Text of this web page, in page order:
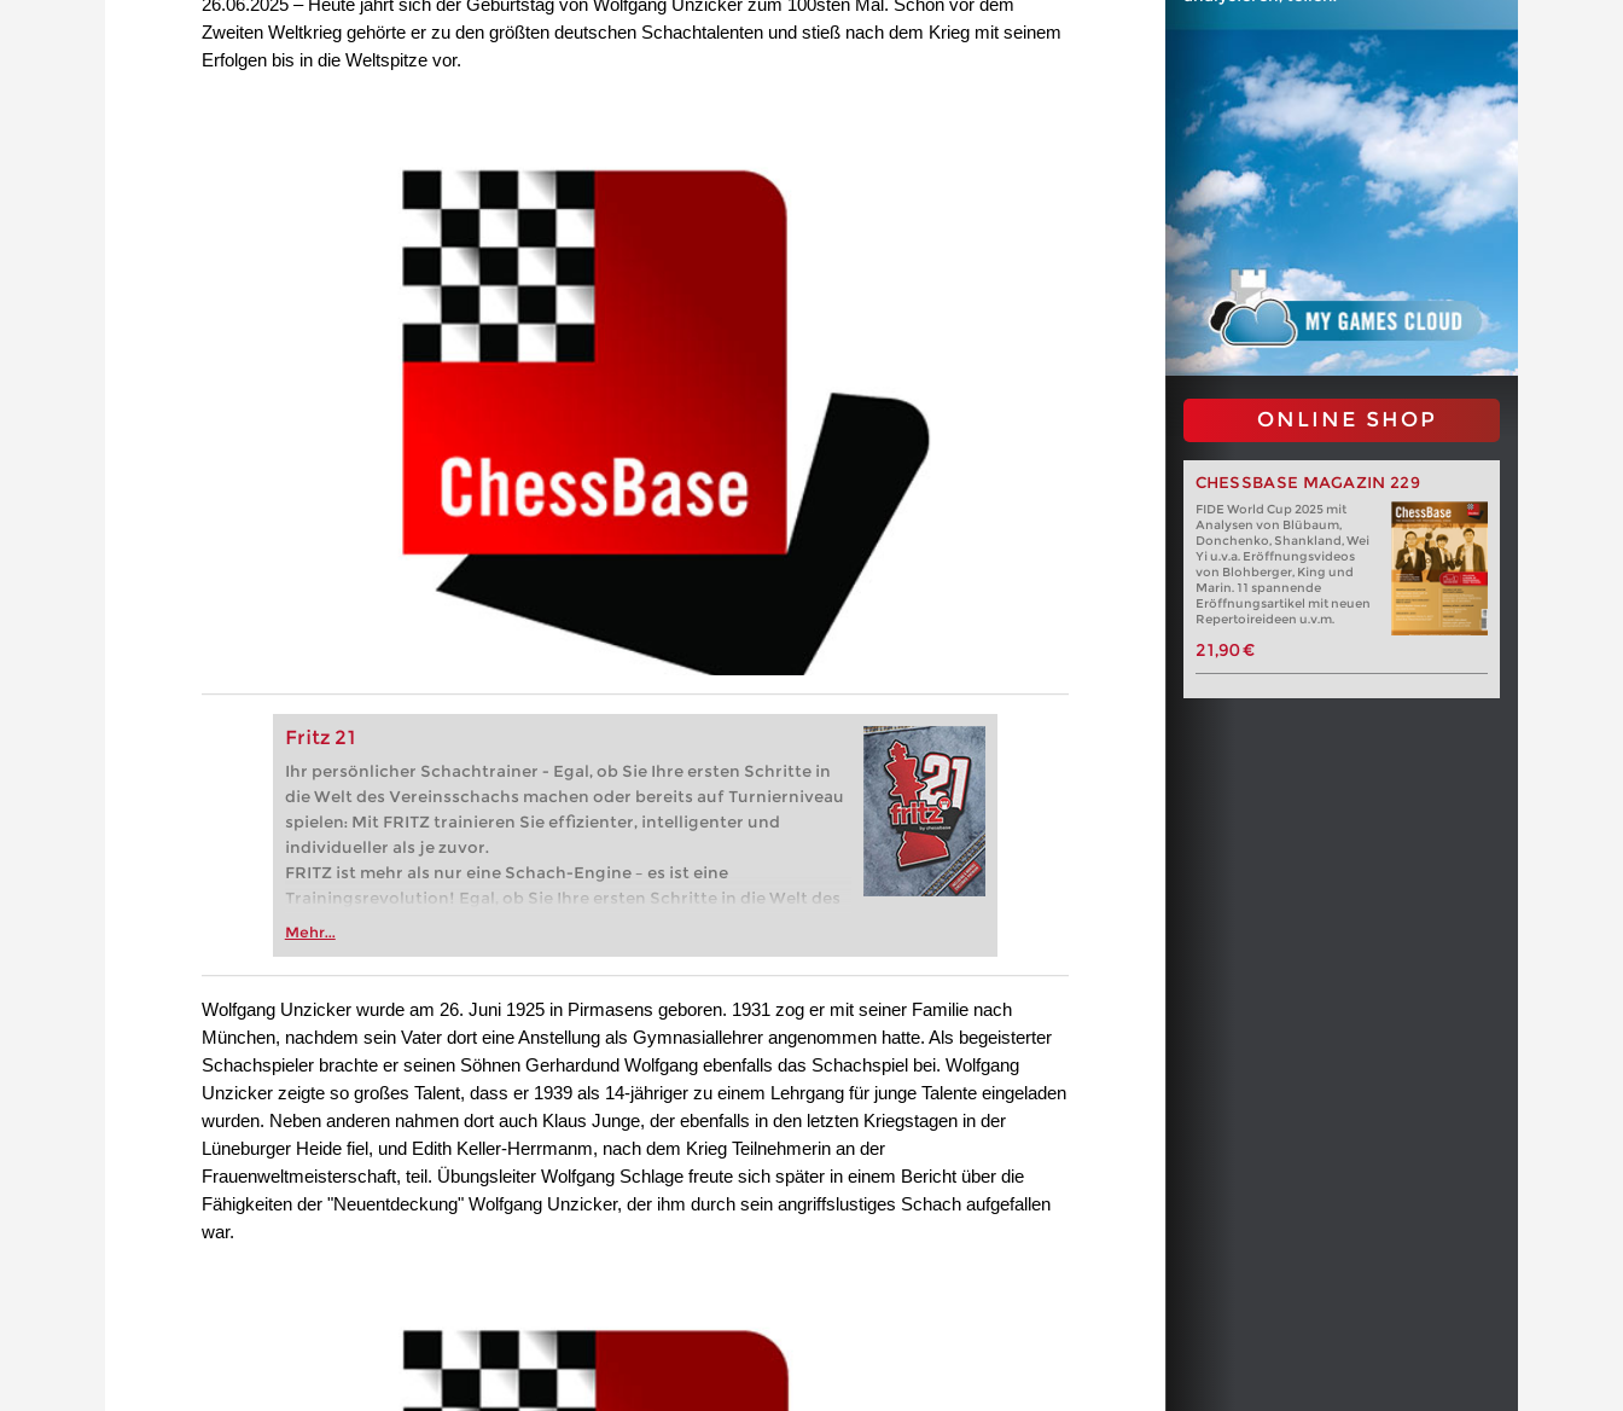
Zweiten Weltkrieg gehörte er zu den größten deutschen Schachtalenten und stieß nach dem Krieg mit seinem
Erfolgen bis in die Weltspitze vor.
Fritz 21
Ihr persönlicher Schachtrainer - Egal, ob Sie Ihre ersten Schritte in
die Welt des Vereinsschachs machen oder bereits auf Turnierniveau
spielen: Mit FRITZ trainieren Sie effizienter, intelligenter und
individueller als je zuvor.
FRITZ ist mehr als nur eine Schach-Engine – es ist eine
Trainingsrevolution! Egal, ob Sie Ihre ersten Schritte in die Welt des
Vereinsschachs machen oder bereits auf Turnierniveau spielen: Mit
zuvor.
Mehr...
ONLINE SHOP
CHESSBASE MAGAZIN 229
FIDE World Cup 2025 mit
Analysen von Blübaum,
Donchenko, Shankland, Wei
Yi u.v.a. Eröffnungsvideos
von Blohberger, King und
Marin. 11 spannende
Eröffnungsartikel mit neuen
Repertoireideen u.v.m.
21,90 €
Wolfgang Unzicker wurde am 26. Juni 1925 in Pirmasens geboren. 1931 zog er mit seiner Familie nach
München, nachdem sein Vater dort eine Anstellung als Gymnasiallehrer angenommen hatte. Als begeisterter
Schachspieler brachte er seinen Söhnen Gerhardund Wolfgang ebenfalls das Schachspiel bei. Wolfgang
Unzicker zeigte so großes Talent, dass er 1939 als 14-jähriger zu einem Lehrgang für junge Talente eingeladen
wurden. Neben anderen nahmen dort auch Klaus Junge, der ebenfalls in den letzten Kriegstagen in der
Lüneburger Heide fiel, und Edith Keller-Herrmanm, nach dem Krieg Teilnehmerin an der
Frauenweltmeisterschaft, teil. Übungsleiter Wolfgang Schlage freute sich später in einem Bericht über die
Fähigkeiten der "Neuentdeckung" Wolfgang Unzicker, der ihm durch sein angriffslustiges Schach aufgefallen
war.